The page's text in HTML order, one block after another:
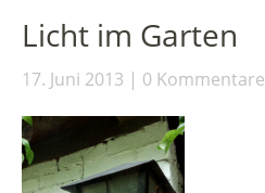
Licht im Garten
17. Juni 2013 0 Kommentare